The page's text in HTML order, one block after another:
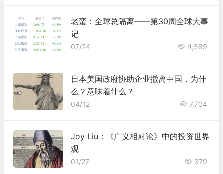
老蛮：全球总隔离——第30周全球大事
记
07/24 4,589
日本美国政府协助企业撤离中国，为什
么？意味着什么？
04/12 7,704
Joy Liu：《广义相对论》中的投资世界
观
01/27 379